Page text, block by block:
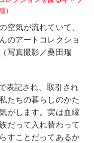
空気が流れていて、
のアートコレクショ
写真撮影／桑田瑞
表記され、取引され
たちの暮らしのかた
がします。実は血縁
だって入れ替わって
すことだってあるか